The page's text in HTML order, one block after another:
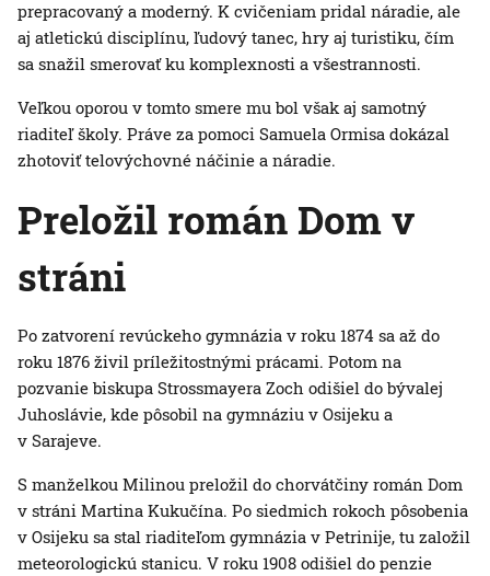
prepracovaný a moderný. K cvičeniam pridal náradie, ale
aj atletickú disciplínu, ľudový tanec, hry aj turistiku, čím
sa snažil smerovať ku komplexnosti a všestrannosti.
Veľkou oporou v tomto smere mu bol však aj samotný
riaditeľ školy. Práve za pomoci Samuela Ormisa dokázal
zhotoviť telovýchovné náčinie a náradie.
Preložil román Dom v
stráni
Po zatvorení revúckeho gymnázia v roku 1874 sa až do
roku 1876 živil príležitostnými prácami. Potom na
pozvanie biskupa Strossmayera Zoch odišiel do bývalej
Juhoslávie, kde pôsobil na gymnáziu v Osijeku a
v Sarajeve.
S manželkou Milinou preložil do chorvátčiny román Dom
v stráni Martina Kukučína. Po siedmich rokoch pôsobenia
v Osijeku sa stal riaditeľom gymnázia v Petrinije, tu založil
meteorologickú stanicu. V roku 1908 odišiel do penzie